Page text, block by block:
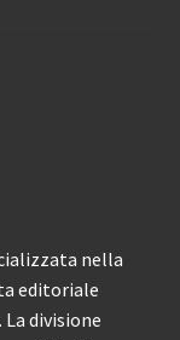
nella
editoriale
divisione